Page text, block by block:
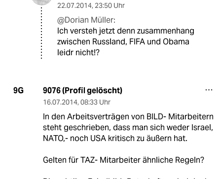
22.07.2014, 23:50 Uhr
@Dorian Müller:
Ich versteh jetzt denn zusammenhang
zwischen Russland, FIFA und Obama
leidr nicht!?
9G 9076 (Profil gelöscht)
16.07.2014, 08:33 Uhr
In den Arbeitsverträgen von BILD- Mitarbeitern
steht geschrieben, dass man sich weder Israel,
NATO,- noch USA kritisch zu äußern hat.
Gelten für TAZ- Mitarbeiter ähnliche Regeln?